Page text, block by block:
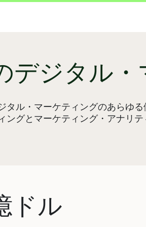
デジタル
タル・マーケティングのあらゆ
ングとマーケティング・アナリ
ドル